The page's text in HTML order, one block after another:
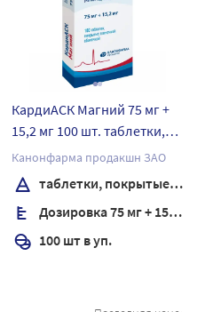
КардиАСК Магний 75 мг +
15,2 мг 100 шт. таблетки,
покрытые пленочной
оболочкой
Канонфарма продакшн ЗАО
таблетки, покрытые пленочной оболочкой
Дозировка 75 мг + 15,2 мг
100 шт в уп.